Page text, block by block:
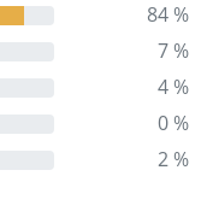
84 %
7 %
4 %
0 %
2 %